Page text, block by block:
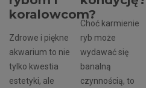
koralowcom?
Zdrowe i piękne
akwarium to nie
tylko kwestia
estetyki, ale
Choć karmienie
ryb może
wydawać się
banalną
czynnością, to